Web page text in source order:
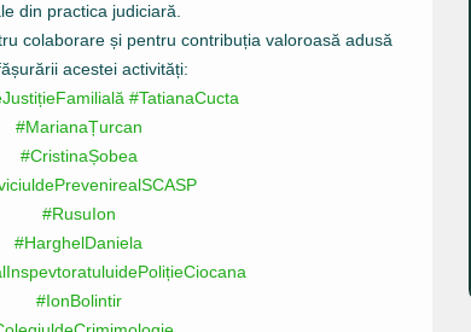
din practica judiciară.
colaborare și pentru contribuția valoroasă adusă
acestei activități:
#TatianaCucta
#MarianaȚurcan
#CristinaȘobea
#RusuIon
#HarghelDaniela
#IonBolintir